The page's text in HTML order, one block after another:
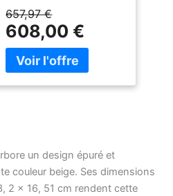
durée de vie Robustesse
Conception flexible
657,97 €
608,00 €
un design épuré et
couleur beige. Ses dimensions
2 x 16, 51 cm rendent cette